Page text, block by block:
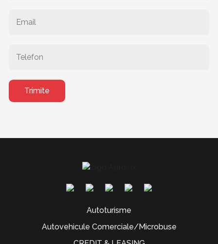
Trimite
Autoturisme
Autovehicule Comerciale/Microbuse